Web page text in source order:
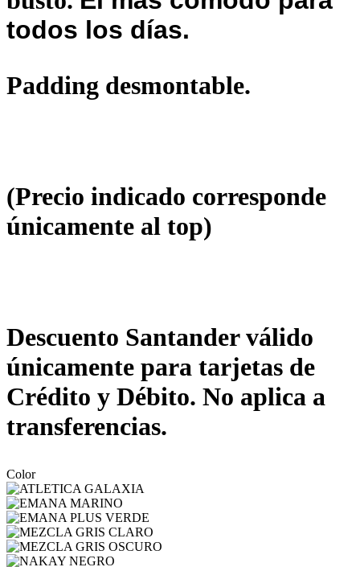
todos los días.
Padding desmontable.
(Precio indicado corresponde
únicamente al top)
Descuento Santander válido
únicamente para tarjetas de
Crédito y Débito. No aplica a
transferencias.
Color